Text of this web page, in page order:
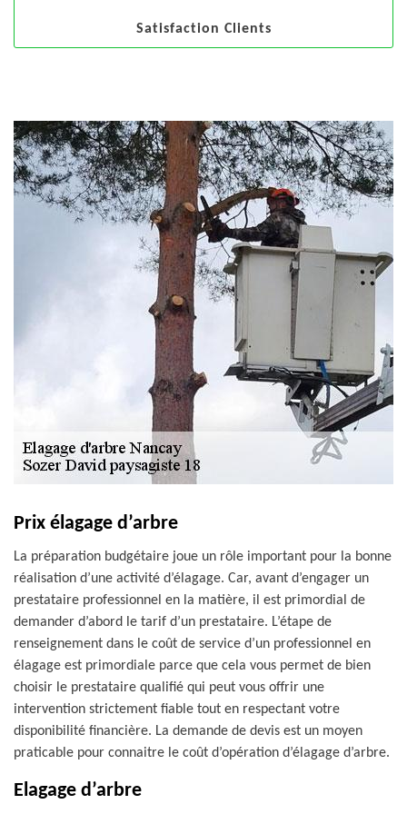
Satisfaction Clients
Prix élagage d’arbre
La préparation budgétaire joue un rôle important pour la bonne
réalisation d’une activité d’élagage. Car, avant d’engager un
prestataire professionnel en la matière, il est primordial de
demander d’abord le tarif d’un prestataire. L’étape de
renseignement dans le coût de service d’un professionnel en
élagage est primordiale parce que cela vous permet de bien
choisir le prestataire qualifié qui peut vous offrir une
intervention strictement fiable tout en respectant votre
disponibilité financière. La demande de devis est un moyen
praticable pour connaitre le coût d’opération d’élagage d’arbre.
Elagage d’arbre